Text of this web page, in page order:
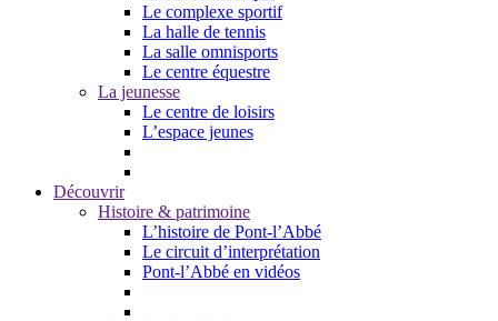
Le complexe sportif
La halle de tennis
La salle omnisports
Le centre équestre
La jeunesse
Le centre de loisirs
L’espace jeunes
Découvrir
Histoire & patrimoine
L’histoire de Pont-l’Abbé
Le circuit d’interprétation
Pont-l’Abbé en vidéos